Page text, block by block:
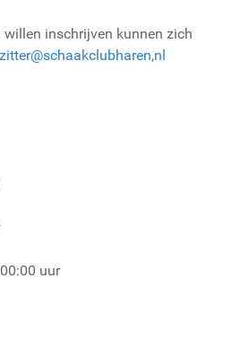
willen inschrijven kunnen zich
uur